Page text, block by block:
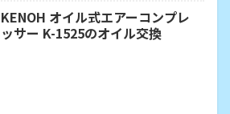
KENOH オイル式エアーコンプレ
ッサー K-1525のオイル交換